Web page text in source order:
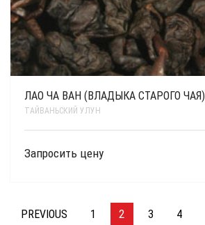
ЛАО ЧА ВАН (ВЛАДЫКА СТАРОГО ЧАЯ)
ТАЙВАНЬСКИЙ УЛУН
Запросить цену
PREVIOUS 1 2 3 4